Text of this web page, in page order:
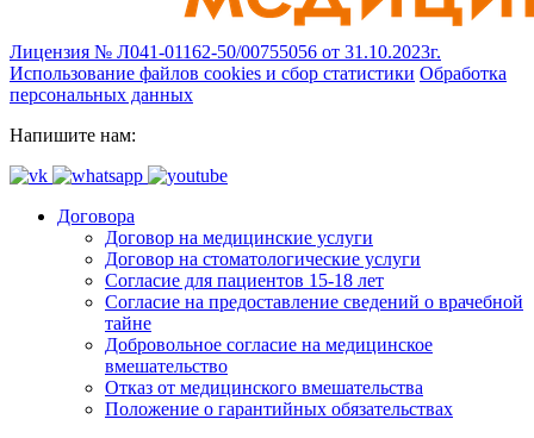
Лицензия № Л041-01162-50/00755056 от 31.10.2023г.
Использование файлов cookies и сбор статистики Обработка
персональных данных
Напишите нам:
Договора
Договор на медицинские услуги
Договор на стоматологические услуги
Согласие для пациентов 15-18 лет
Согласие на предоставление сведений о врачебной
тайне
Добровольное согласие на медицинское
вмешательство
Отказ от медицинского вмешательства
Положение о гарантийных обязательствах